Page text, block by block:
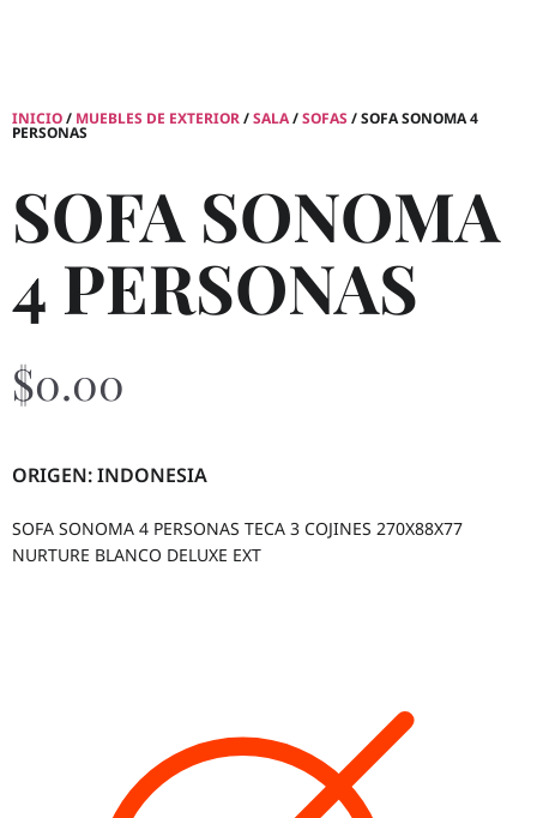
INICIO/ MUEBLES DE EXTERIOR/SALA/SOFAS / SOFA SONOMA 4
PERSONAS
SOFA SONOMA
4 PERSONAS
$0.00
ORIGEN: INDONESIA
SOFA SONOMA 4 PERSONAS TECA 3 COJINES 270X88X77
NURTURE BLANCO DELUXE EXT